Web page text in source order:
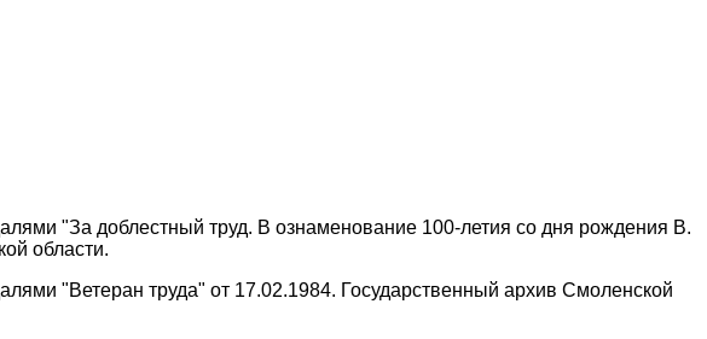
"За доблестный труд. В ознаменование 100-летия со дня рождения В.
области.
"Ветеран труда" от 17.02.1984. Государственный архив Смоленской